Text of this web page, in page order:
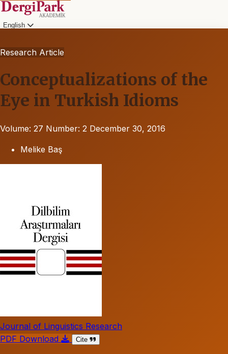
English
Research Article
Conceptualizations of the
Eye in Turkish Idioms
Volume: 27 Number: 2 December 30, 2016
Melike Baş
Journal of Linguistics Research
PDF Download
Cite